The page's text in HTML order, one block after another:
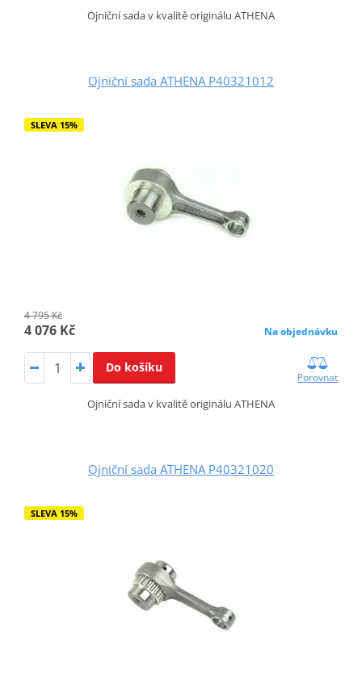
Ojniční sada v kvalitě originálu ATHENA
Ojniční sada ATHENA P40321012
SLEVA 15%
4 795 Kč
4 076 Kč Na objednávku
Do košíku
Porovnat
Ojniční sada v kvalitě originálu ATHENA
Ojniční sada ATHENA P40321020
SLEVA 15%